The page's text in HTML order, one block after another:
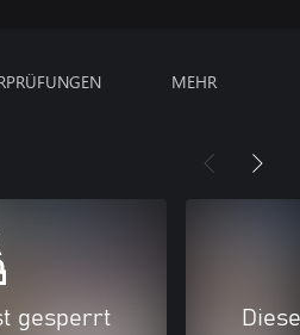
MEHR
gesperrt